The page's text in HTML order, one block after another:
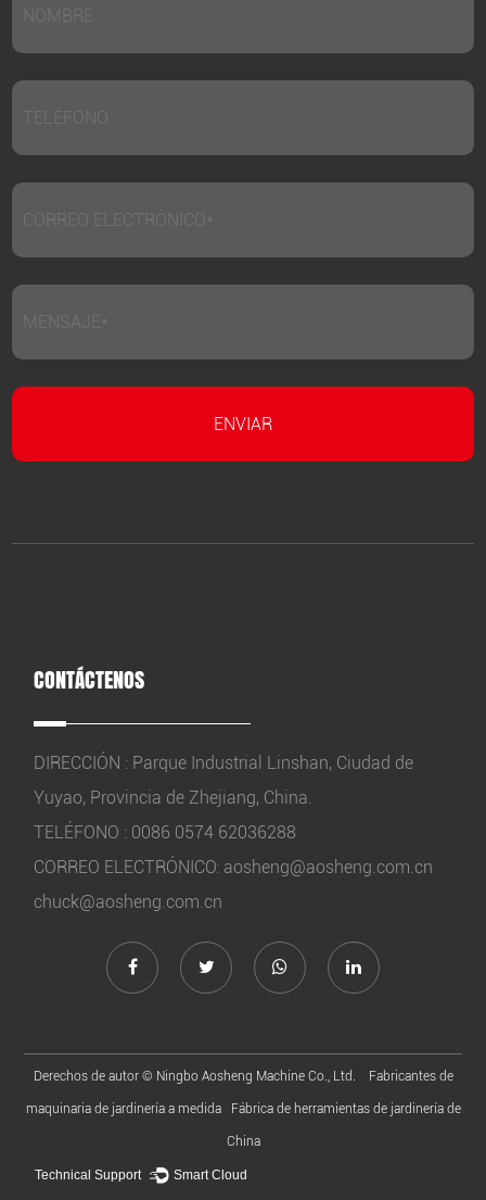
CONTÁCTENOS
DIRECCIÓN : Parque Industrial Linshan, Ciudad de
Yuyao, Provincia de Zhejiang, China.
TELÉFONO : 0086 0574 62036288
CORREO ELECTRÓNICO: aosheng@aosheng.com.cn
chuck@aosheng.com.cn
Derechos de autor © Ningbo Aosheng Machine Co., Ltd. Fabricantes de
maquinaria de jardinería a medida Fábrica de herramientas de jardinería de
China
Technical Support ： Smart Cloud